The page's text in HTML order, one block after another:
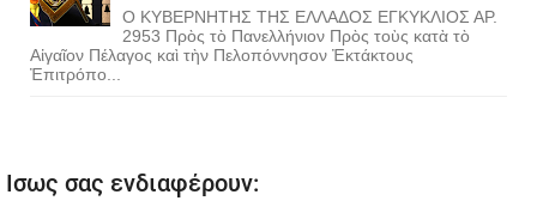
Ο ΚΥΒΕΡΝΗΤΗΣ ΤΗΣ ΕΛΛΑΔΟΣ ΕΓΚΥΚΛΙΟΣ ΑΡ.
2953 Πρὸς τὸ Πανελλήνιον Πρὸς τοὺς κατὰ τὸ
Αἰγαῖον Πέλαγος καὶ τὴν Πελοπόννησον Ἐκτάκτους
Ἐπιτρόπο...